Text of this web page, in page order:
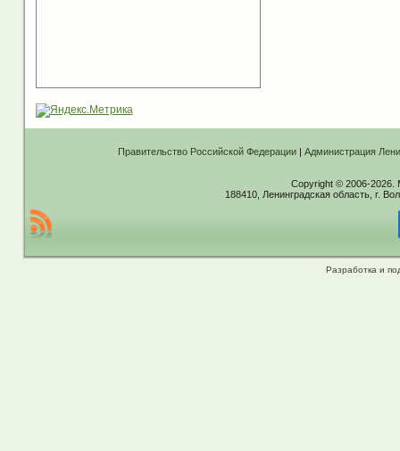
Правительство Российской Федерации| Администрация
Copyright © 2006-2026.
188410, Ленинградская область, г.
Разработка и